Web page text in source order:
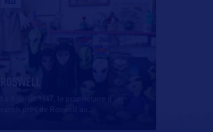
ROSWELL
Le 8 juillet 1947, le propriétaire d’un
ranch près de Roswell au